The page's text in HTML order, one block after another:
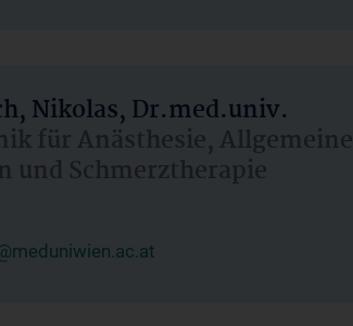
Nikolas, Dr.med.univ.
für Anästhesie, Allgemeine
und Schmerztherapie